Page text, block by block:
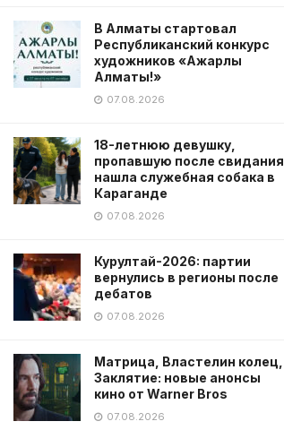
В Алматы стартовал
Республиканский конкурс
художников «Ажарлы
Алматы!»
07.08.2026
18-летнюю девушку,
пропавшую после свидания,
нашла служебная собака в
Караганде
07.08.2026
Курултай-2026: партии
вернулись в регионы после
дебатов
07.08.2026
Матрица, Властелин колец,
Заклятие: новые анонсы
кино от Warner Bros
07.08.2026